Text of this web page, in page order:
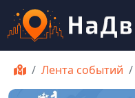
Лента событий